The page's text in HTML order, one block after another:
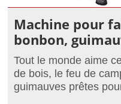
Machine pour
bonbon,
Tout le monde aime
de bois, le feu de
guimauves prêtes